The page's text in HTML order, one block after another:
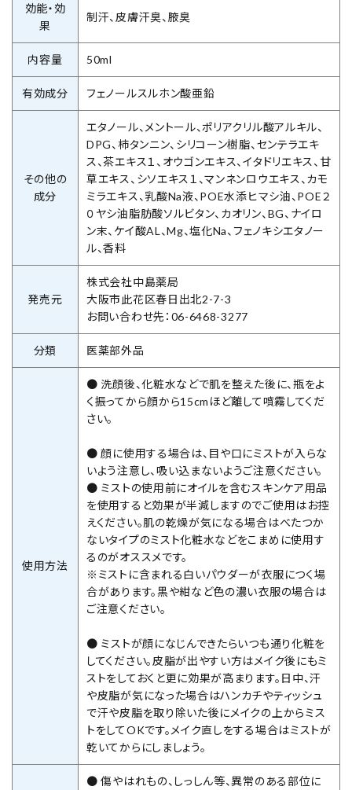
効能・効
果
制汗、皮膚汗臭、腋臭
内容量 50ml
有効成分 フェノールスルホン酸亜鉛
その他の
成分
エタノール、メントール、ポリアクリル酸アルキル、
DPG、柿タンニン、シリコーン樹脂、センテラエキ
ス、茶エキス１、オウゴンエキス、イタドリエキス、甘
草エキス、シソエキス１、マンネンロウエキス、カモ
ミラエキス、乳酸Na液、POE水添ヒマシ油、POE２
０ヤシ油脂肪酸ソルビタン、カオリン、BG、ナイロ
ン末、ケイ酸AL、Mg、塩化Na、フェノキシエタノー
ル、香料
発売元
株式会社中島薬局
大阪市此花区春日出北2-7-3
お問い合わせ先：06-6468-3277
分類 医薬部外品
使用方法
● 洗顔後、化粧水などで肌を整えた後に、瓶をよ
く振ってから顔から15cmほど離して噴霧してくだ
さい。
● 顔に使用する場合は、目や口にミストが入らな
いよう注意し、吸い込まないようご注意ください。
● ミストの使用前にオイルを含むスキンケア用品
を使用すると効果が半減しますのでご使用はお控
えください。肌の乾燥が気になる場合はべたつか
ないタイプのミスト化粧水などをこまめに使用す
るのがオススメです。
※ミストに含まれる白いパウダーが衣服につく場
合があります。黒や紺など色の濃い衣服の場合は
ご注意ください。
● ミストが顔になじんできたらいつも通り化粧を
してください。皮脂が出やすい方はメイク後にもミ
ストをしておくと更に効果が高まります。日中、汗
や皮脂が気になった場合はハンカチやティッシュ
で汗や皮脂を取り除いた後にメイクの上からミス
トをしてOKです。メイク直しをする場合はミストが
乾いてからにしましょう。
● 傷やはれもの、しっしん等、異常のある部位に